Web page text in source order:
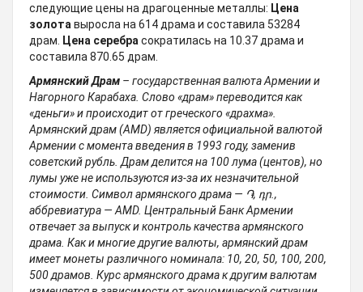
следующие цены на драгоценные металлы: Цена
золота выросла на 614 драмa и составила 53284
драм.
Цена серебра сократилась на 10.37 драмa и
составила 870.65 драм.
Армянский Драм – государственная валюта Армении и
Нагорного Карабаха. Слово «драм» переводится как
«деньги» и происходит от греческого «драхма».
Армянский драм (AMD) является официальной валютой
Армении с момента введения в 1993 году, заменив
советский рубль. Драм делится на 100 лума (центов), но
лумы уже не используются из-за их незначительной
стоимости. Символ армянского драма — ֏, դր.,
аббревиатура — AMD. Центральный Банк Армении
отвечает за выпуск и контроль качества армянского
драма. Как и многие другие валюты, армянский драм
имеет монеты различного номинала: 10, 20, 50, 100, 200,
500 драмов. Курс армянского драма к другим валютам